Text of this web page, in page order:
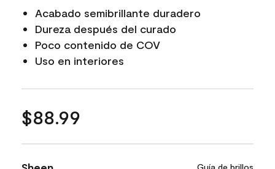
Acabado semibrillante duradero
Dureza después del curado
Poco contenido de COV
Uso en interiores
$88.99